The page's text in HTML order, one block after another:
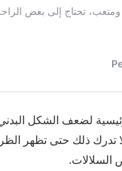
لضعف الشكل البدني
لا تدرك ذلك حتى تظهر